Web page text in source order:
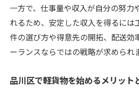
ー
努力次第で稼げる軽貨物フリ
軽貨物・フリーランスが
品川区で収入を伸ばすため
一方で、仕事量や収入が自分の努力
れるため、安定した収入を得るには
件の選び方や得意先の開拓、配送効
ーランスならではの戦略が求められ
品川区で軽貨物を始めるメリット